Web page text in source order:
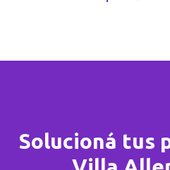
Solucioná tus